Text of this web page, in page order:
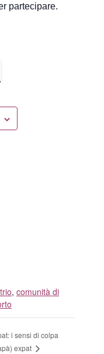
partecipare.
,comunità di
i sensi di colpa
expat